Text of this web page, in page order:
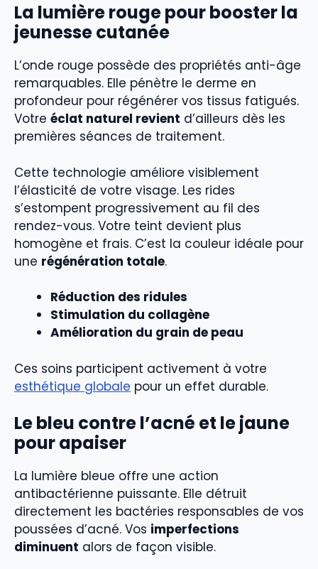
La lumière rouge pour booster la
jeunesse cutanée
L’onde rouge possède des propriétés anti-âge
remarquables. Elle pénètre le derme en
profondeur pour régénérer vos tissus fatigués.
Votre éclat naturel revient d’ailleurs dès les
premières séances de traitement.
Cette technologie améliore visiblement
l’élasticité de votre visage. Les rides
s’estompent progressivement au fil des
rendez-vous. Votre teint devient plus
homogène et frais. C’est la couleur idéale pour
une régénération totale.
Réduction des ridules
Stimulation du collagène
Amélioration du grain de peau
Ces soins participent activement à votre
esthétique globale pour un effet durable.
Le bleu contre l’acné et le jaune
pour apaiser
La lumière bleue offre une action
antibactérienne puissante. Elle détruit
directement les bactéries responsables de vos
poussées d’acné. Vos imperfections
diminuent alors de façon visible.